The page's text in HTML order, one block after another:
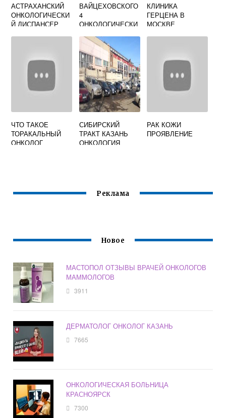
АСТРАХАНСКИЙ
ОНКОЛОГИЧЕСКИ
Й ДИСПАНСЕР
ВАЙЦЕХОВСКОГО
4
ОНКОЛОГИЧЕСКИ
ВОРОНЕЖ
ТЕЛЕФОН
РЕГИСТРАТУРЫ
КЛИНИКА
ГЕРЦЕНА В
МОСКВЕ
ЧТО ТАКОЕ
ТОРАКАЛЬНЫЙ
ОНКОЛОГ
СИБИРСКИЙ
ТРАКТ КАЗАНЬ
ОНКОЛОГИЯ
РАК КОЖИ
ПРОЯВЛЕНИЕ
Реклама
Новое
МАСТОПОЛ ОТЗЫВЫ ВРАЧЕЙ ОНКОЛОГОВ
МАММОЛОГОВ
3911
ДЕРМАТОЛОГ ОНКОЛОГ КАЗАНЬ
7665
ОНКОЛОГИЧЕСКАЯ БОЛЬНИЦА
КРАСНОЯРСК
7300